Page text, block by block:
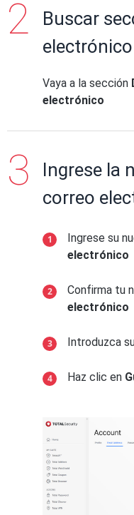
Buscar
electrónico
Vaya a la sección
electrónico
Ingrese la
correo
Ingrese su
electrónico
Confirma tu
electrónico
Introduzca
Haz clic en